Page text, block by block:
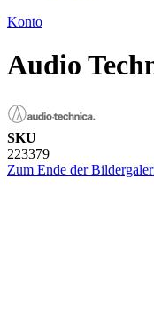
Konto
Audio
SKU
223379
Zum Ende der